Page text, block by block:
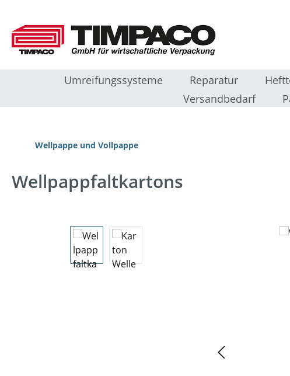
Umreifungssysteme Reparatur
Versandbedarf
Wellpappe und Vollpappe
Wellpappfaltkartons
Bildergalerie überspringen